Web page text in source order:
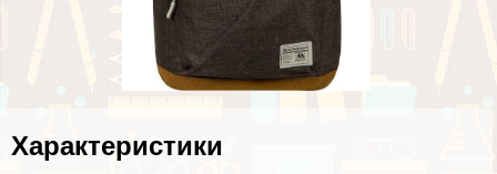
Хаpaктеристики